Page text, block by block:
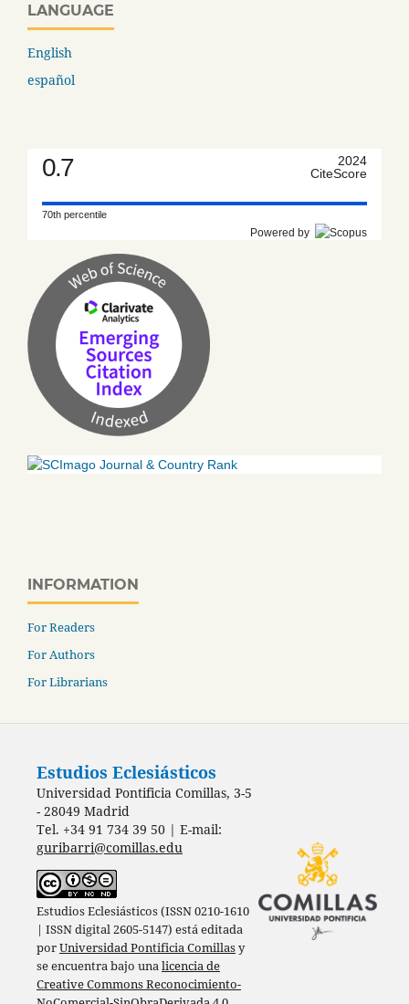
LANGUAGE
English
español
0.7
2024
CiteScore
70th percentile
Powered by
INFORMATION
For Readers
For Authors
For Librarians
Estudios Eclesiásticos
Universidad Pontificia Comillas, 3-5
- 28049 Madrid
Tel. +34 91 734 39 50 | E-mail:
guribarri@comillas.edu
Estudios Eclesiásticos (ISSN 0210-1610
| ISSN digital 2605-5147) está editada
porUniversidad Pontificia Comillasy
se encuentra bajo unalicencia de
Creative Commons Reconocimiento-